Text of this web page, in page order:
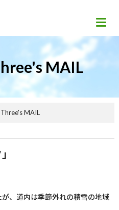
MAIL
MAIL
、道内は季節外れの積雪の地域